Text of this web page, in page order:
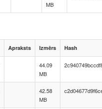
MB
Apraksts Izmērs Hash
44.09
MB
42.58
MB